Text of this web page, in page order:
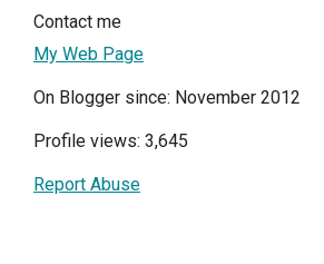
Contact me
My Web Page
On Blogger since: November 2012
Profile views: 3,645
Report Abuse